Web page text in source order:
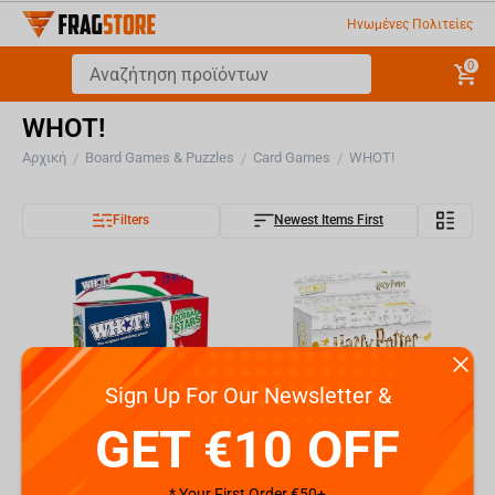
Ηνωμένες Πολιτείες
0
WHOT!
Αρχική / Board Games & Puzzles / Card Games / WHOT!
Filters Newest Items First
Sign Up For Our Newsletter &
GET €10 OFF